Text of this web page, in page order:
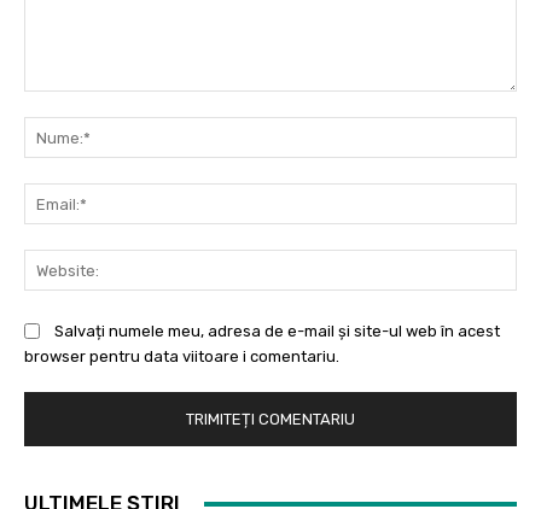
Salvați numele meu, adresa de e-mail și site-ul web în acest
browser pentru data viitoare i comentariu.
ULTIMELE ȘTIRI